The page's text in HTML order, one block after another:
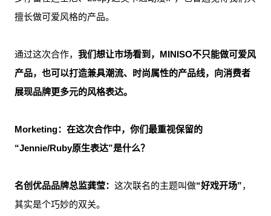
擅长做可爱风格的产品。
通过这次合作， 我们想让市场看到，MINISO不只能做可爱风
产品，也可以打造兼具潮流、时尚属性的产品线，向消费者
展现品牌更多元的风格表达。
Morketing：在这次合作中，你们最重视保留的
“Jennie/Ruby原生表达”是什么？
名创优品品牌总监龚莹： 这次联名的主题叫做“好戏开场”，
其实是个巧妙的双关。